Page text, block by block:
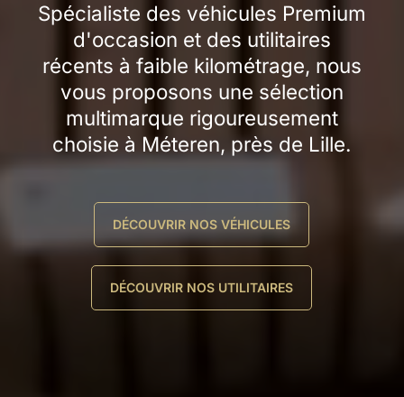
Spécialiste des véhicules Premium
d'occasion et des utilitaires
récents à faible kilométrage, nous
vous proposons une sélection
multimarque rigoureusement
choisie à Méteren, près de Lille.
DÉCOUVRIR NOS VÉHICULES
DÉCOUVRIR NOS UTILITAIRES